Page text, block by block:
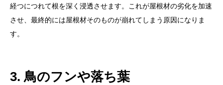
経つにつれて根を深く浸透させます。これが屋根材の劣化を加速
させ、最終的には屋根材そのものが崩れてしまう原因になりま
す。
3. 鳥のフンや落ち葉